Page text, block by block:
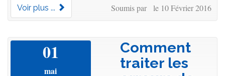
Voir plus ... Soumis par le 10 Février 2016
01
mai
Comment
traiter les